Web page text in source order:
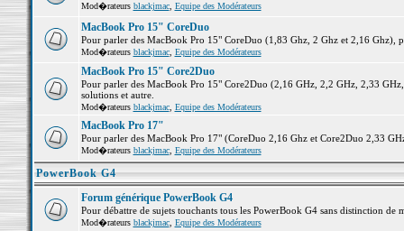
Mod�rateurs blackjmac, Equipe des Modérateurs
MacBook Pro 15" CoreDuo
Pour parler des MacBook Pro 15" CoreDuo (1,83 Ghz, 2 Ghz et 2,16 Ghz),
Mod�rateurs blackjmac, Equipe des Modérateurs
MacBook Pro 15" Core2Duo
Pour parler des MacBook Pro 15" Core2Duo (2,16 GHz, 2,2 GHz, 2,33
solutions et autre.
Mod�rateurs blackjmac, Equipe des Modérateurs
MacBook Pro 17"
Pour parler des MacBook Pro 17" (CoreDuo 2,16 Ghz et Core2Duo 2,33
Mod�rateurs blackjmac, Equipe des Modérateurs
PowerBook G4
Forum générique PowerBook G4
Pour débattre de sujets touchants tous les PowerBook G4 sans distinction de
Mod�rateurs blackjmac, Equipe des Modérateurs